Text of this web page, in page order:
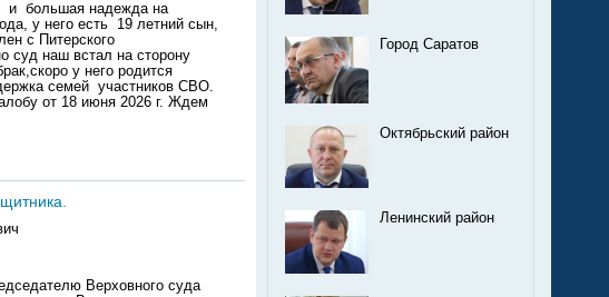
и большая надежда на
у него есть 19 летний сын,
с Питерского
суд наш встал на сторону
у него родится
семей участников СВО.
от 18 июня 2026 г. Ждем
решениями стоят люди, которые идут в суд в надежде на справедливость. Ведь у судей есть закрепленные законом гарантии независимости: особый порядок освобождения от должности и привлечения к дисциплинарной ответственности. Есть ст. 294 УК РФ, которая за вмешательство в какой бы то ни было форме в деятельность суда в целях воспрепятствования осуществлению правосудия предусматривает уголовную ответственность. Очень хочется, и не только мне, но и всем, кто идет в суд за правосудием, чтобы Ваши указания о независимости судей стали неуклонным правилом для всего судейского сообщества. А теперь конкретный пример, когда давление на суд привело к принятию неправосудного решения. Даже мне с большим юридическим опытом не удалось противостоять тем людям, которые воздействовали на суд. Вот суть этого дела. В октябре 2021 г. достоянием всей страны стала ситуация о пытках, содержащихся в ОТБ-1 Саратовского У ФСИН РФ. Одной из причин этого жуткого явления было отсутствие должного прокурорского надзора. 14.10.2021 г. я выступил с Открытым письмом в адрес прокурора области (государственного советника юстиции тогда 1-го класса - генерал - майор - репостер) Сергея Филипенко с предложением как честному офицеру подать в отставку и подписал письмо как Почетный гражданин города Саратова, заслуженный юрист РФ. 17.11.2021 г. Вы как Генеральный прокурор РФ издали Приказ следующего содержания: "За ненадлежащее исполнение служебных обязанностей по организации надзора за соблюдением законов при исполнении уголовных наказаний и ослабление контроля за работой подчиненных работников прокурору Саратовской области С.В. Филипенко объявляется строгий выговор". После этого Прокуратура области в ноябре 2021 г. инициировала принятие гордумой дополнения Положения "О почетном гражданине города Саратова" новой главы "Об основаниях лишения этого звания". Одним из оснований указано совершение поступка, дискредитирующего это звание. А дальше нашли "обиженного" Общественной палатой проверкой его бизнеса, связанного с приготовлением и продажей мучных изделий, который обратился к депутатам с предложением лишить меня звания "Почетный гражданин г. Саратова". В вину он поставил мне опубликованное в СМИ мое публичное обращение к прокурору области. В гордуме была создана рабочая группа по этому письму, а дальше при полной конспирации прошло заседание комитета гордумы по МСУ, где было принято решение вынести на заседание вопрос о лишении меня этого звания. Заседание гордумы по рассмотрению моего "персонального дела" проходило в закрытом режиме. На мои письменные обращения, содержавшие просьбы взять у меня объяснения и пригласить на заседания комитета и гордумы, мне было отказано. Вопиющая ситуация, граничащая с произволом, беззаконием. Это все стало предметом рассмотрения Саратовских судов: Волжским райсудом
Город Саратов
Октябрьский район
Ленинский район